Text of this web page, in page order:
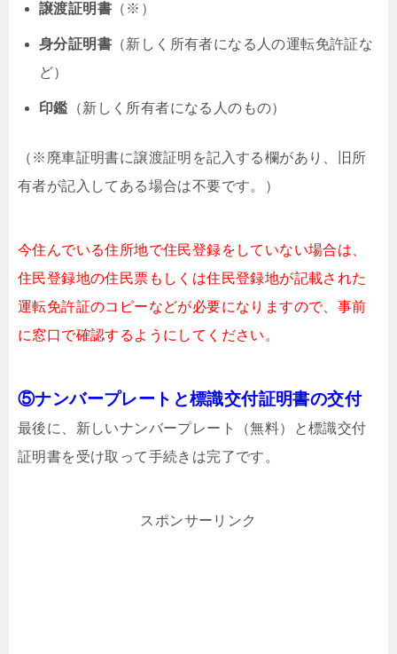
譲渡証明書 （※）
身分証明書 （新しく所有者になる人の運転免許証な
ど）
印鑑 （新しく所有者になる人のもの）
（※廃車証明書に譲渡証明を記入する欄があり、旧所
有者が記入してある場合は不要です。）
今住んでいる住所地で住民登録をしていない場合は、
住民登録地の住民票もしくは住民登録地が記載された
運転免許証のコピーなどが必要になりますので、事前
に窓口で確認するようにしてください。
⑤ナンバープレートと標識交付証明書の交付
最後に、新しいナンバープレート（無料）と標識交付
証明書を受け取って手続きは完了です。
スポンサーリンク